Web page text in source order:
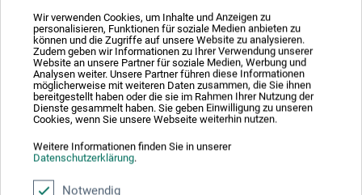
Wir verwenden Cookies, um Inhalte und Anzeigen zu
personalisieren, Funktionen für soziale Medien anbieten zu
können und die Zugriffe auf unsere Website zu analysieren.
Zudem geben wir Informationen zu Ihrer Verwendung unserer
Website an unsere Partner für soziale Medien, Werbung und
Analysen weiter. Unsere Partner führen diese Informationen
möglicherweise mit weiteren Daten zusammen, die Sie ihnen
bereitgestellt haben oder die sie im Rahmen Ihrer Nutzung der
Dienste gesammelt haben. Sie geben Einwilligung zu unseren
Cookies, wenn Sie unsere Webseite weiterhin nutzen.
Weitere Informationen finden Sie in unserer
Datenschutzerklärung.
Notwendig
Hersteller-Kontakt
Hier finden Sie die Kontaktdaten des Herstellers zu
diesem Produkt.
W. Kohlhammer GmbH